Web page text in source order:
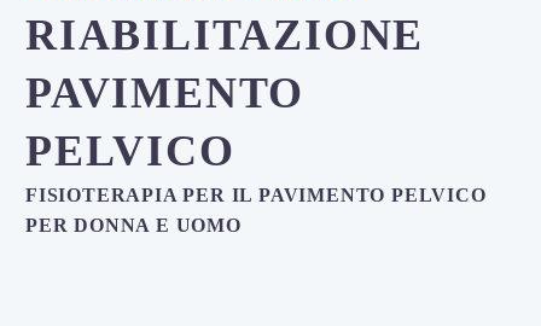
RIABILITAZIONE
PAVIMENTO
PELVICO
FISIOTERAPIA PER IL PAVIMENTO PELVICO
PER DONNA E UOMO